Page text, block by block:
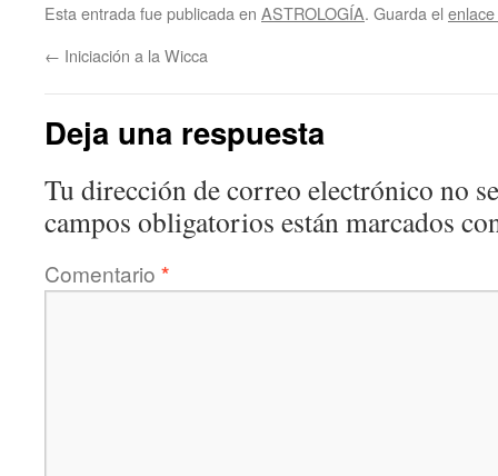
Esta entrada fue publicada en ASTROLOGÍA. Guarda el
← Iniciación a la Wicca
Deja una respuesta
Tu dirección de correo electrónico no
campos obligatorios están marcados
Comentario *